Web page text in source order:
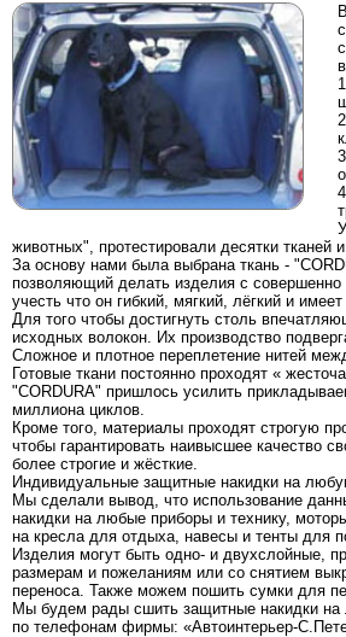
животных", протестировали десятки тканей
За основу нами была выбрана ткань -
позволяющий делать изделия с совершенно
учесть что он гибкий, мягкий, лёгкий и
Для того чтобы достигнуть столь
исходных волокон. Их производство
Сложное и плотное переплетение нитей
Готовые ткани постоянно проходят «
"CORDURA" пришлось усилить
миллиона циклов.
Кроме того, материалы проходят строгую
чтобы гарантировать наивысшее качество
более строгие и жёсткие.
Индивидуальные защитные накидки на
Мы сделали вывод, что использование
накидки на любые приборы и технику,
на кресла для отдыха, навесы и тенты для
Изделия могут быть одно- и двухслойные,
размерам и пожеланиям или со снятием
переноса. Также можем пошить сумки для
Мы будем рады сшить защитные накидки на
по телефонам фирмы: «Автоинтерьер-